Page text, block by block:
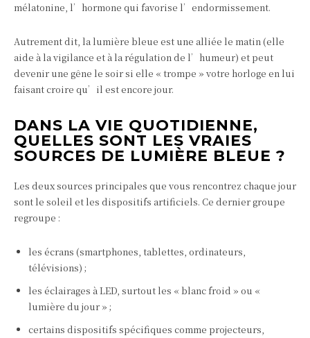
mélatonine, l’hormone qui favorise l’endormissement.
Autrement dit, la lumière bleue est une alliée le matin (elle
aide à la vigilance et à la régulation de l’humeur) et peut
devenir une gêne le soir si elle « trompe » votre horloge en lui
faisant croire qu’il est encore jour.
DANS LA VIE QUOTIDIENNE,
QUELLES SONT LES VRAIES
SOURCES DE LUMIÈRE BLEUE ?
Les deux sources principales que vous rencontrez chaque jour
sont le soleil et les dispositifs artificiels. Ce dernier groupe
regroupe :
les écrans (smartphones, tablettes, ordinateurs,
télévisions) ;
les éclairages à LED, surtout les « blanc froid » ou «
lumière du jour » ;
certains dispositifs spécifiques comme projecteurs,